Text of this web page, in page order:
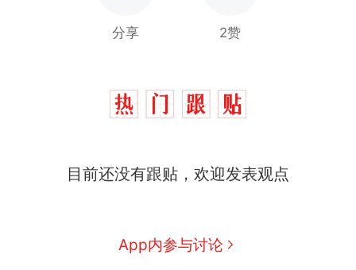
分享 2赞
目前还没有跟贴，欢迎发表观点
App内参与讨论
热
十多万人报名的考试，成绩
家，刚改国名，总统就邀请中
了……
视频丨只要一枚命中就能让航
母瘫痪 轰-6J实力有多强？